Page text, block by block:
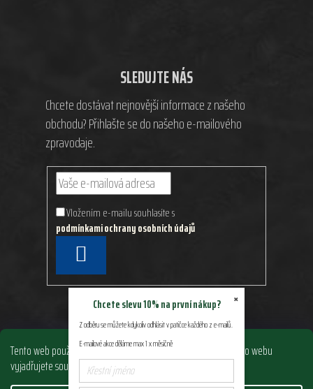
Tento web používá soubory cookie. Dalším procházením tohoto webu
vyjadřujete souhlas s jejich používáním.. Více informacízde.
SLEDUJTE NÁS
Chcete dostávat nejnovější informace z našeho
obchodu? Přihlašte se do našeho e-mailového
zpravodaje.
Vložením e-mailu souhlasíte s
podmínkami ochrany osobních údajů
SE
×
Chcete slevu 10% na první nákup?
Z odběru se můžete kdykoliv odhlásit v patičce každého z e-mailů.
E-mailové akce děláme max 1 x měsíčně